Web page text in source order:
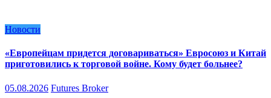
Новости
«Европейцам придется договариваться» Евросоюз и Китай
приготовились к торговой войне. Кому будет больнее?
05.08.2026 Futures Broker